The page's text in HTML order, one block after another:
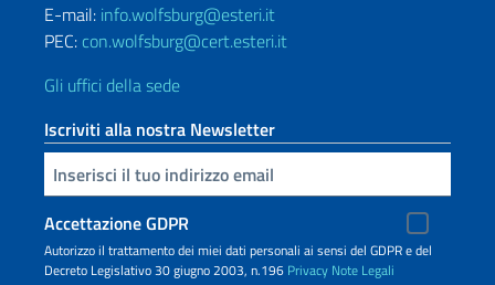
E-mail: info.wolfsburg@esteri.it
PEC: con.wolfsburg@cert.esteri.it
Gli uffici della sede
Iscriviti alla nostra Newsletter
Inserisci la tua email
Accettazione GDPR
Autorizzo il trattamento dei miei dati personali ai sensi del GDPR e del
Decreto Legislativo 30 giugno 2003, n.196 Privacy Note Legali